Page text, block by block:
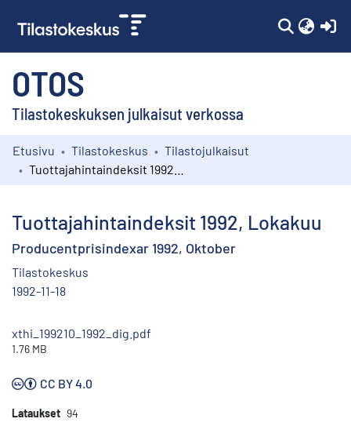
OTOS
Tilastokeskuksen julkaisut verkossa
Kokoelmat
Etusivu Tilastokeskus
Tilastojulkaisut
Tuottajahintaindeksit 1992, Lokakuu
Producentprisindexar 1992, Oktober
Tilastokeskus
1992-11-18
xthi_199210_1992_dig.pdf
1.76 MB
CC BY 4.0
Lataukset 94